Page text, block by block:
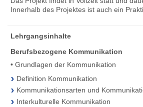
Innerhalb des Projektes ist auch ein
Lehrgangsinhalte
Berufsbezogene Kommunikation
• Grundlagen der Kommunikation
Definition Kommunikation
Kommunikationsarten und
Interkulturelle Kommunikation